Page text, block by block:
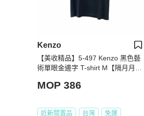
Kenzo
【美收精品】5-497 Kenzo 黑色藝
術單眼金邊字 T-shirt M【隔月月中
MOP 386
近新閒置品 台灣 免運